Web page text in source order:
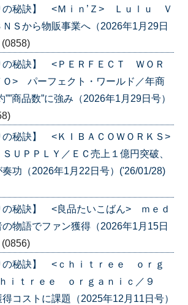
の秘訣】 <Ｍｉｎ’Ｚ> Ｌｕｌｕ Ｖ
ＮＳから物販事業へ（2026年1月29日
(0858)
の秘訣】 <ＰＥＲＦＥＣＴ ＷＯＲ
> パーフェクト・ワールド／年商
””商品数”に強み（2026年1月29日号）
の秘訣】 <ＫＩＢＡＣＯＷＯＲＫＳ>
ＰＰＬＹ／ＥＣ売上１億円突破、
功（2026年1月22日号）('26/01/28)
の秘訣】 <良品たいこばん> ｍｅｄ
の物語でファン獲得（2026年1月15日
(0856)
の秘訣】 <ｃｈｉｔｒｅｅ ｏｒｇ
ｉｔｒｅｅ ｏｒｇａｎｉｃ／９
コストに課題（2025年12月11日号）